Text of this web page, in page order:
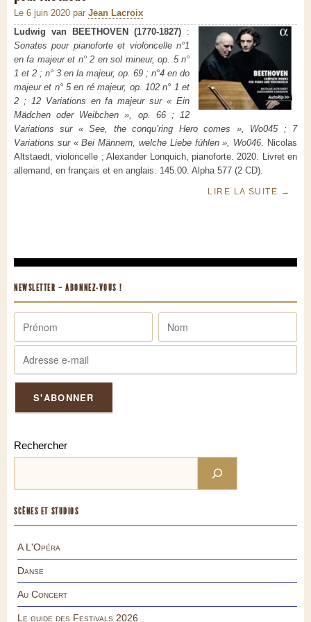
Le 6 juin 2020 par Jean Lacroix
Ludwig van BEETHOVEN (1770-1827) :
Sonates pour pianoforte et violoncelle n°1
en fa majeur et n° 2 en sol mineur, op. 5 n°
1 et 2 ; n° 3 en la majeur, op. 69 ; n°4 en do
majeur et n° 5 en ré majeur, op. 102 n° 1 et
2 ; 12 Variations en fa majeur sur « Ein
Mädchen oder Weibchen », op. 66 ; 12
Variations sur « See, the conqu’ring Hero comes », Wo045 ; 7
Variations sur « Bei Männern, welche Liebe fühlen », Wo046. Nicolas
Altstaedt, violoncelle ; Alexander Lonquich, pianoforte. 2020. Livret en
allemand, en français et en anglais. 145.00. Alpha 577 (2 CD).
LIRE LA SUITE →
NEWSLETTER – ABONNEZ-VOUS !
Rechercher
SCÈNES ET STUDIOS
A L'Opéra
Danse
Au Concert
Le guide des Festivals 2026